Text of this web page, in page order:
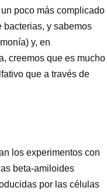
poco más complicado
bacterias, y sabemos
y, en
creemos que es mucho
que a través de
los experimentos con
beta-amiloides
por las células